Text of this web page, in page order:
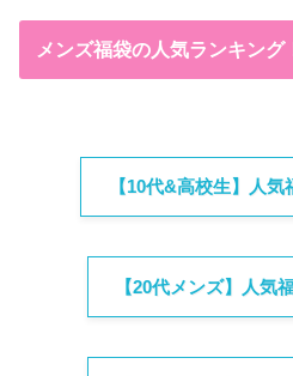
メンズ福袋の人気ランキング
【10代&高校生】人気
【20代メンズ】人気